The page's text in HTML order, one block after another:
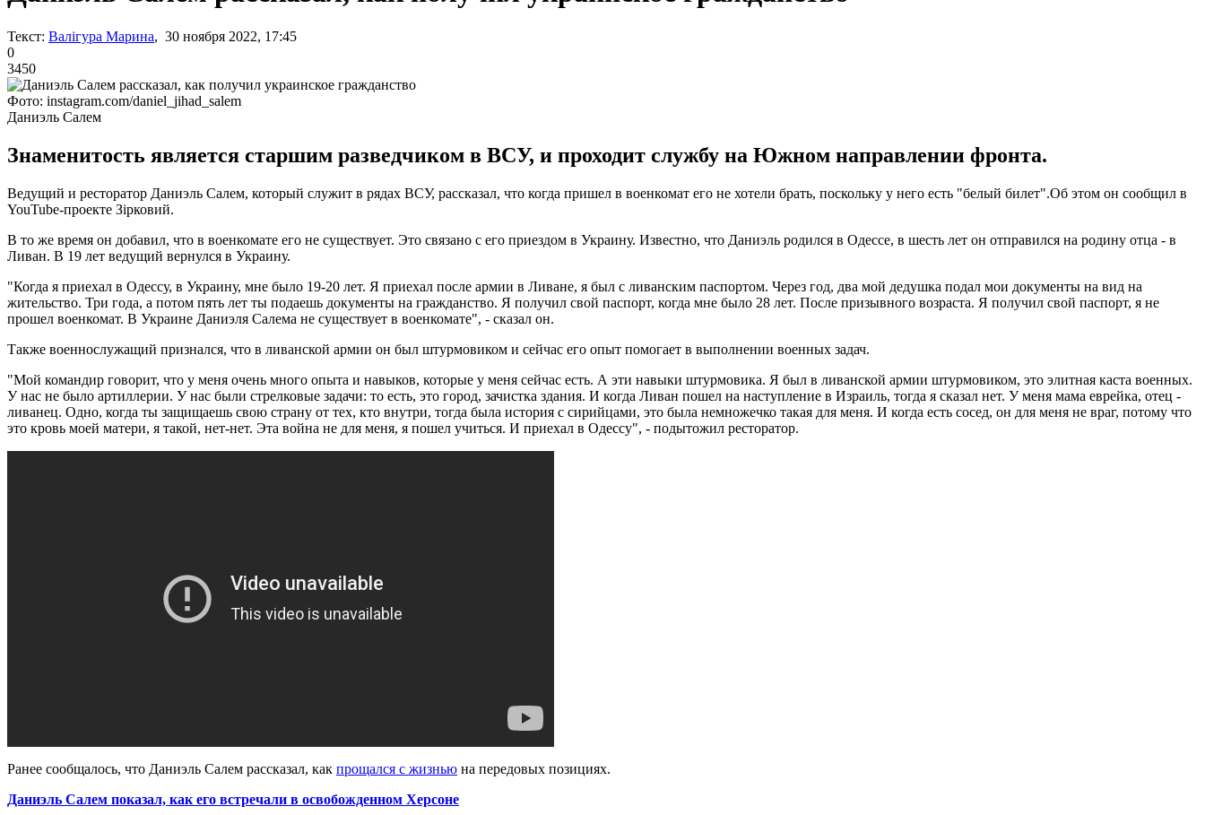
Текст: Валігура Марина, 30 ноября 2022, 17:45
0
3450
Фото: instagram.com/daniel_jihad_salem
Даниэль Салем
Знаменитость является старшим разведчиком в ВСУ, и проходит службу на Южном направлении фронта.
Ведущий и ресторатор Даниэль Салем, который служит в рядах ВСУ, рассказал, что когда пришел в военкомат его не хотели брать, поскольку у него есть "белый билет".Об этом он сообщил в
YouTube-проекте Зірковий.
В то же время он добавил, что в военкомате его не существует. Это связано с его приездом в Украину. Известно, что Даниэль родился в Одессе, в шесть лет он отправился на родину отца - в
Ливан. В 19 лет ведущий вернулся в Украину.
"Когда я приехал в Одессу, в Украину, мне было 19-20 лет. Я приехал после армии в Ливане, я был с ливанским паспортом. Через год, два мой дедушка подал мои документы на вид на
жительство. Три года, а потом пять лет ты подаешь документы на гражданство. Я получил свой паспорт, когда мне было 28 лет. После призывного возраста. Я получил свой паспорт, я не
прошел военкомат. В Украине Даниэля Салема не существует в военкомате", - сказал он.
Также военнослужащий признался, что в ливанской армии он был штурмовиком и сейчас его опыт помогает в выполнении военных задач.
"Мой командир говорит, что у меня очень много опыта и навыков, которые у меня сейчас есть. А эти навыки штурмовика. Я был в ливанской армии штурмовиком, это элитная каста военных.
У нас не было артиллерии. У нас были стрелковые задачи: то есть, это город, зачистка здания. И когда Ливан пошел на наступление в Израиль, тогда я сказал нет. У меня мама еврейка, отец -
ливанец. Одно, когда ты защищаешь свою страну от тех, кто внутри, тогда была история с сирийцами, это была немножечко такая для меня. И когда есть сосед, он для меня не враг, потому что
это кровь моей матери, я такой, нет-нет. Эта война не для меня, я пошел учиться. И приехал в Одессу", - подытожил ресторатор.
Ранее сообщалось, что Даниэль Салем рассказал, как прощался с жизнью на передовых позициях.
Даниэль Салем показал, как его встречали в освобожденном Херсоне